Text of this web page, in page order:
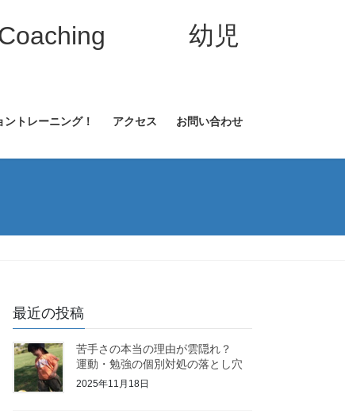
Coaching 幼児
トレーニング！ アクセス お問い合わせ
最近の投稿
苦手さの本当の理由が雲隠れ？
運動・勉強の個別対処の落とし穴
2025年11月18日